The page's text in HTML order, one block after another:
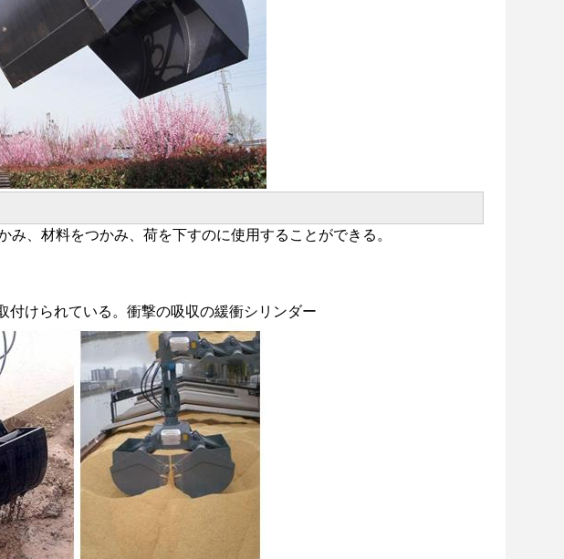
、材料をつかみ、荷を下すのに使用することができる。
付けられている。衝撃の吸収の緩衝シリンダー